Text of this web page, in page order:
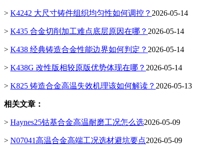
> K4242 大尺寸铸件组织均匀性如何调控？ 2026-05-14
> K435 合金切削加工难点底层原因在哪？ 2026-05-14
> K438 经典铸造合金性能边界如何判定？ 2026-05-14
> K438G 改性版相较原版优势体现在哪？ 2026-05-14
> K825 铸造合金高温失效机理该如何解读？ 2026-05-13
相关文章：
> Haynes25钴基合金高温耐磨工况怎么选2026-05-09
> N07041高温合金高端工况选材避坑要点2026-05-09